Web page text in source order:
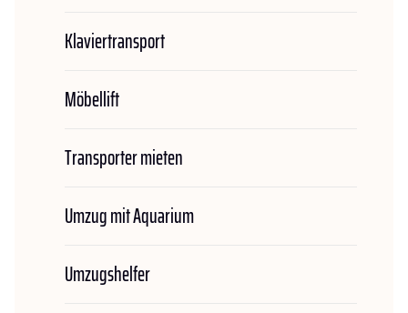
Klaviertransport
Möbellift
Transporter mieten
Umzug mit Aquarium
Umzugshelfer